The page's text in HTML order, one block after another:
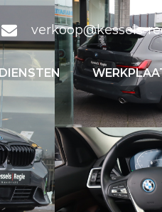
verkoop@kessels-
DIENSTEN